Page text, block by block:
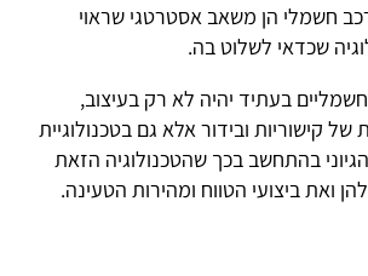
חשמלי הן משאב אסטרטגי שראוי
שכדאי לשלוט בה.
חשמליים בעתיד יהיה לא רק בעיצוב,
של קישוריות ובידור אלא גם בטכנולוגיית
בהתחשב בכך שהטכנולוגיה הזאת
ואת ביצועי הטווח ומהירות הטעינה.